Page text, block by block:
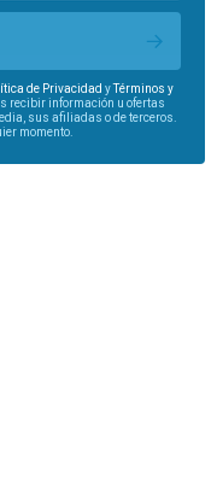
de Privacidad yTérminos y
recibir información u ofertas
sus afiliadas o de terceros.
momento.